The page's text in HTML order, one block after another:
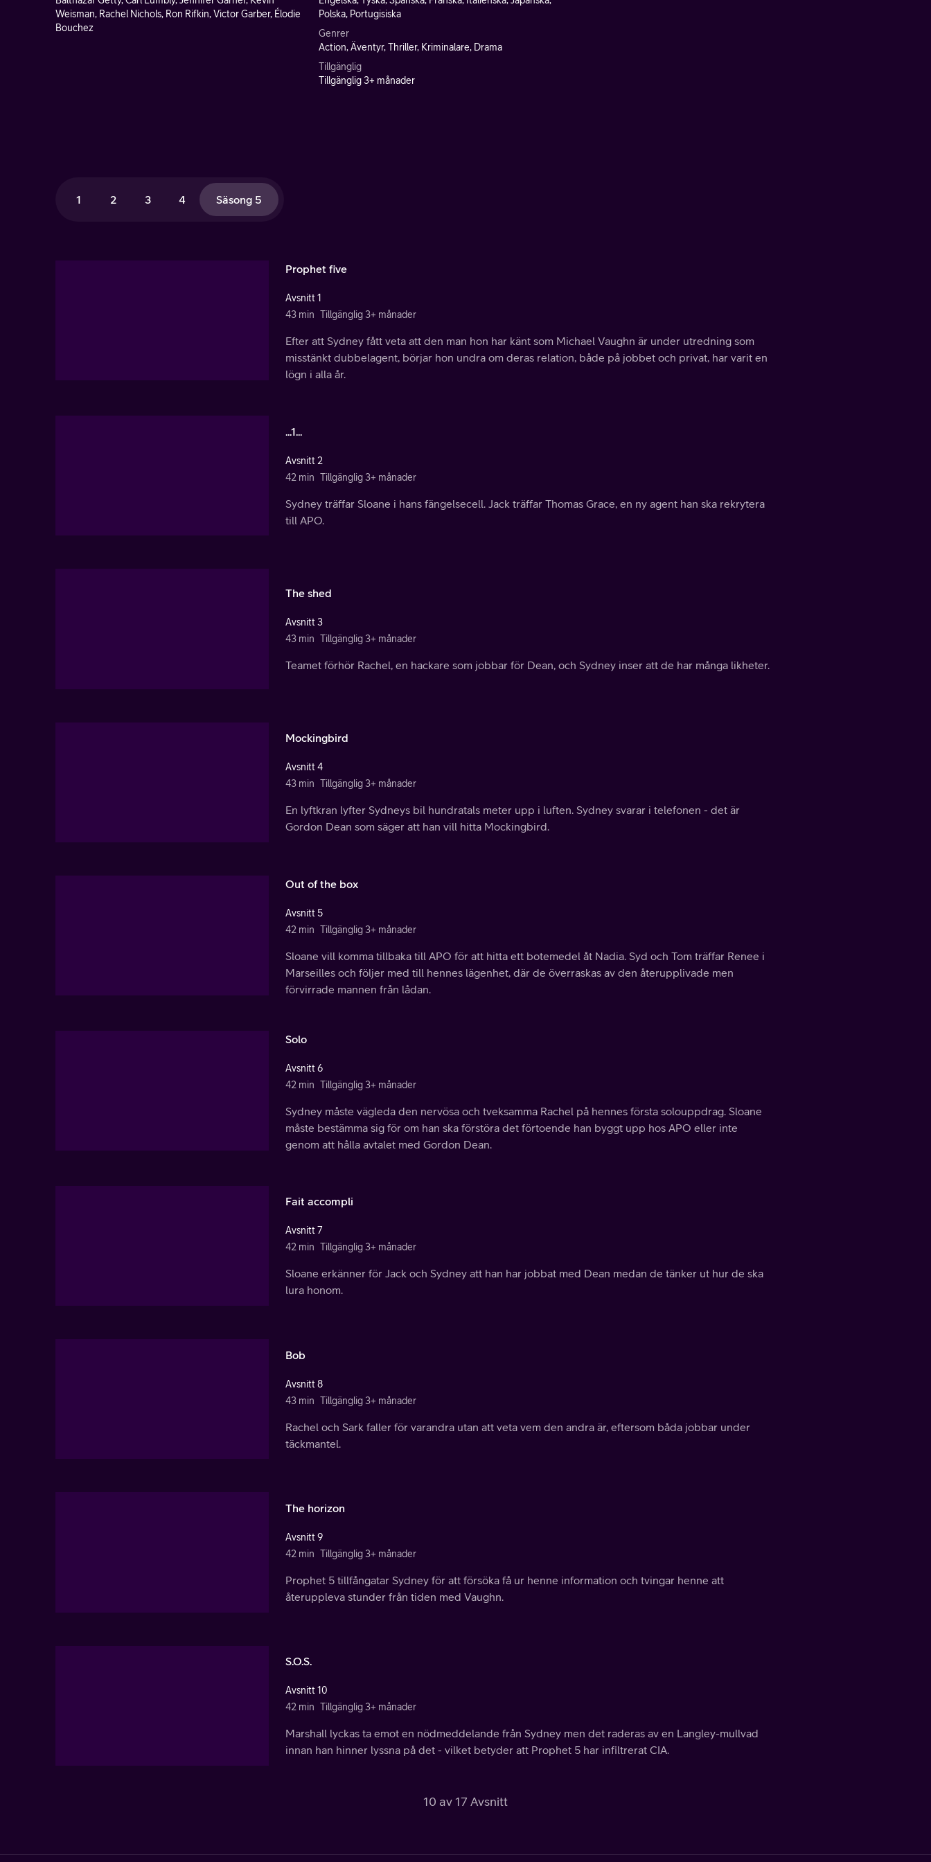
Weisman, Rachel Nichols, Ron Rifkin, Victor Garber, Élodie
Bouchez
Polska, Portugisiska
Genrer
Action, Äventyr, Thriller, Kriminalare, Drama
Tillgänglig
Tillgänglig 3+ månader
1 2 3 4 Säsong 5
Prophet five
Avsnitt 1
43 min Tillgänglig 3+ månader
Efter att Sydney fått veta att den man hon har känt som Michael Vaughn är under utredning som
misstänkt dubbelagent, börjar hon undra om deras relation, både på jobbet och privat, har varit en
lögn i alla år.
...1...
Avsnitt 2
42 min Tillgänglig 3+ månader
Sydney träffar Sloane i hans fängelsecell. Jack träffar Thomas Grace, en ny agent han ska rekrytera
till APO.
The shed
Avsnitt 3
43 min Tillgänglig 3+ månader
Teamet förhör Rachel, en hackare som jobbar för Dean, och Sydney inser att de har många likheter.
Mockingbird
Avsnitt 4
43 min Tillgänglig 3+ månader
En lyftkran lyfter Sydneys bil hundratals meter upp i luften. Sydney svarar i telefonen - det är
Gordon Dean som säger att han vill hitta Mockingbird.
Out of the box
Avsnitt 5
42 min Tillgänglig 3+ månader
Sloane vill komma tillbaka till APO för att hitta ett botemedel åt Nadia. Syd och Tom träffar Renee i
Marseilles och följer med till hennes lägenhet, där de överraskas av den återupplivade men
förvirrade mannen från lådan.
Solo
Avsnitt 6
42 min Tillgänglig 3+ månader
Sydney måste vägleda den nervösa och tveksamma Rachel på hennes första solouppdrag. Sloane
måste bestämma sig för om han ska förstöra det förtoende han byggt upp hos APO eller inte
genom att hålla avtalet med Gordon Dean.
Fait accompli
Avsnitt 7
42 min Tillgänglig 3+ månader
Sloane erkänner för Jack och Sydney att han har jobbat med Dean medan de tänker ut hur de ska
lura honom.
Bob
Avsnitt 8
43 min Tillgänglig 3+ månader
Rachel och Sark faller för varandra utan att veta vem den andra är, eftersom båda jobbar under
täckmantel.
The horizon
Avsnitt 9
42 min Tillgänglig 3+ månader
Prophet 5 tillfångatar Sydney för att försöka få ur henne information och tvingar henne att
återuppleva stunder från tiden med Vaughn.
S.O.S.
Avsnitt 10
42 min Tillgänglig 3+ månader
Marshall lyckas ta emot en nödmeddelande från Sydney men det raderas av en Langley-mullvad
innan han hinner lyssna på det - vilket betyder att Prophet 5 har infiltrerat CIA.
10 av 17 Avsnitt